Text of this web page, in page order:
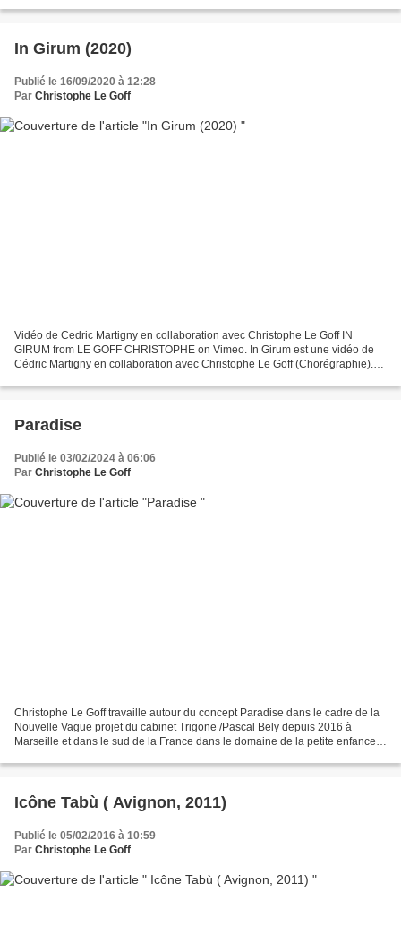
In Girum (2020)
Publié le 16/09/2020 à 12:28
Par Christophe Le Goff
Vidéo de Cedric Martigny en collaboration avec Christophe Le Goff IN
GIRUM from LE GOFF CHRISTOPHE on Vimeo. In Girum est une vidéo de
Cédric Martigny en collaboration avec Christophe Le Goff (Chorégraphie).
Paradise
Publié le 03/02/2024 à 06:06
Par Christophe Le Goff
Christophe Le Goff travaille autour du concept Paradise dans le cadre de la
Nouvelle Vague projet du cabinet Trigone /Pascal Bely depuis 2016 à
Marseille et dans le sud de la France dans le domaine de la petite enfance.
Icône Tabù ( Avignon, 2011)
Publié le 05/02/2016 à 10:59
Par Christophe Le Goff